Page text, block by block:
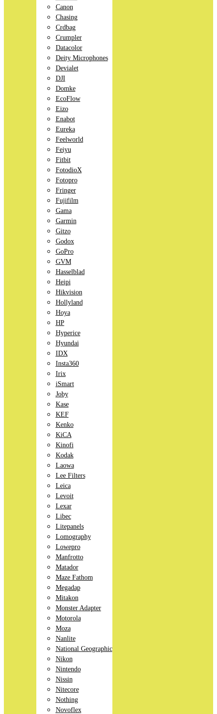
Canon
Chasing
Crdbag
Crumpler
Datacolor
Deity Microphones
Devialet
DJI
Domke
EcoFlow
Eizo
Enabot
Eureka
Feelworld
Feiyu
Fitbit
FotodioX
Fotopro
Fringer
Fujifilm
Gama
Garmin
Gitzo
Godox
GoPro
GVM
Hasselblad
Heipi
Hikvision
Hollyland
Hoya
HP
Hyperice
Hyundai
IDX
Insta360
Irix
iSmart
Joby
Kase
KEF
Kenko
KiCA
Kinofi
Kodak
Laowa
Lee Filters
Leica
Levoit
Lexar
Libec
Litepanels
Lomography
Lowepro
Manfrotto
Matador
Maze Fathom
Megadap
Mitakon
Monster Adapter
Motorola
Moza
Nanlite
National Geographic
Nikon
Nintendo
Nissin
Nitecore
Nothing
Novoflex